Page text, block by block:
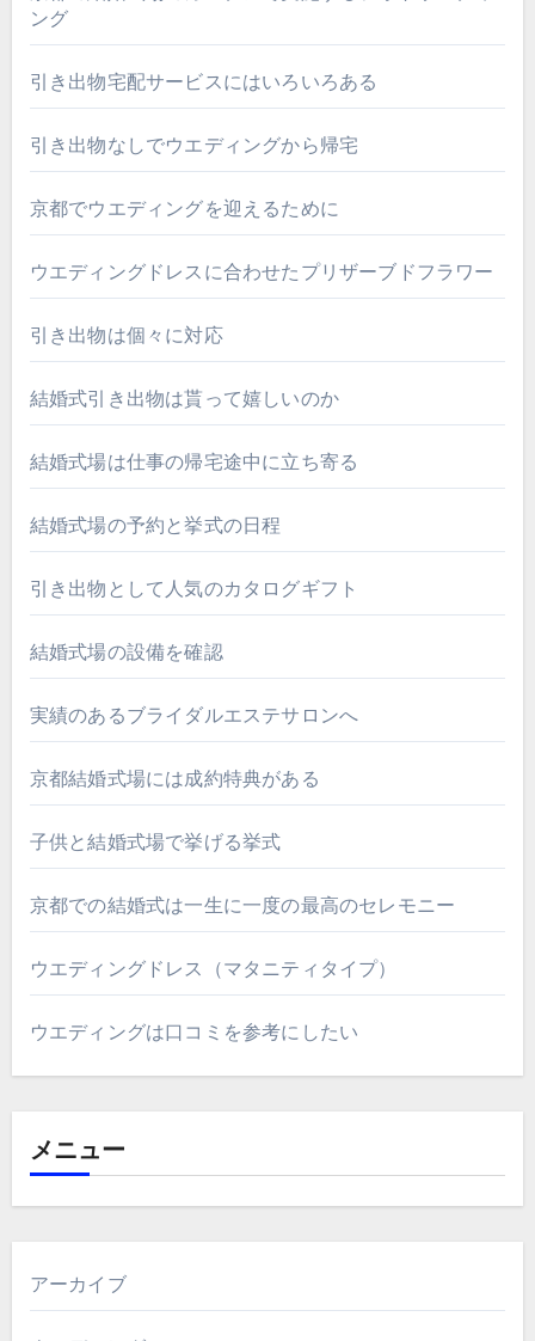
ング
引き出物宅配サービスにはいろいろある
引き出物なしでウエディングから帰宅
京都でウエディングを迎えるために
ウエディングドレスに合わせたプリザーブドフラワー
引き出物は個々に対応
結婚式引き出物は貰って嬉しいのか
結婚式場は仕事の帰宅途中に立ち寄る
結婚式場の予約と挙式の日程
引き出物として人気のカタログギフト
結婚式場の設備を確認
実績のあるブライダルエステサロンへ
京都結婚式場には成約特典がある
子供と結婚式場で挙げる挙式
京都での結婚式は一生に一度の最高のセレモニー
ウエディングドレス（マタニティタイプ）
ウエディングは口コミを参考にしたい
メニュー
アーカイブ